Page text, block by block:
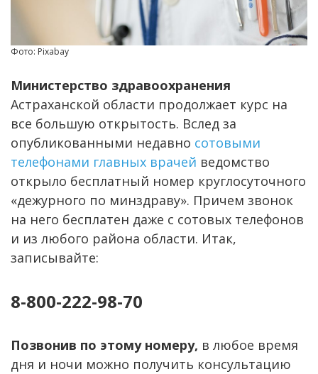
Фото: Pixabay
Министерство здравоохранения
Астраханской области продолжает курс на
все большую открытость. Вслед за
опубликованными недавно сотовыми
телефонами главных врачей ведомство
открыло бесплатный номер круглосуточного
«дежурного по минздраву». Причем звонок
на него бесплатен даже с сотовых телефонов
и из любого района области. Итак,
записывайте:
8-800-222-98-70
Позвонив по этому номеру, в любое время
дня и ночи можно получить консультацию